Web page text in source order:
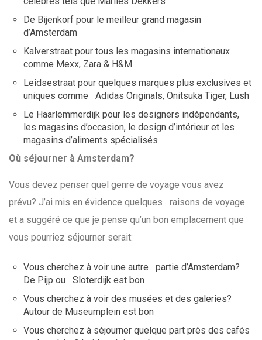
De Bijenkorf pour le meilleur grand magasin
d’Amsterdam
Kalverstraat pour tous les magasins internationaux
comme Mexx, Zara & H&M
Leidsestraat pour quelques marques plus exclusives et
uniques comme Adidas Originals, Onitsuka Tiger, Lush
Le Haarlemmerdijk pour les designers indépendants,
les magasins d’occasion, le design d’intérieur et les
magasins d’aliments spécialisés
Où séjourner à Amsterdam?
Vous devez penser quel genre de voyage vous avez
prévu? J’ai mis en évidence quelques raisons de voyage
et a suggéré ce que je pense qu’un bon emplacement que
vous pourriez séjourner serait:
Vous cherchez à voir une autre partie d’Amsterdam?
De Pijp ou Sloterdijk est bon
Vous cherchez à voir des musées et des galeries?
Autour de Museumplein est bon
Vous cherchez à séjourner quelque part près des cafés